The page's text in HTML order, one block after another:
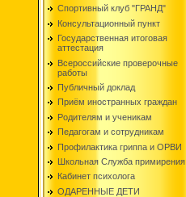
Спортивный клуб "ГРАНД"
Консультационный пункт
Государственная итоговая
аттестация
Всероссийские проверочные
работы
Публичный доклад
Приём иностранных граждан
Родителям и ученикам
Педагогам и сотрудникам
Профилактика гриппа и ОРВИ
Школьная Служба примирения
Кабинет психолога
ОДАРЕННЫЕ ДЕТИ